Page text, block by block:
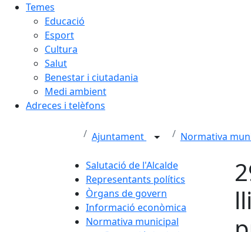
Temes
Educació
Esport
Cultura
Salut
Benestar i ciutadania
Medi ambient
Adreces i telèfons
Ajuntament Normativa
Salutació de l'Alcalde
Representants polítics
Òrgans de govern
Informació econòmica
Normativa municipal